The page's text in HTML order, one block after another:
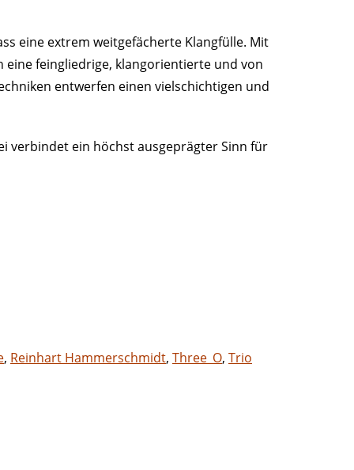
eine extrem weitgefächerte Klangfülle. Mit
eine feingliedrige, klangorientierte und von
entwerfen einen vielschichtigen und
verbindet ein höchst ausgeprägter Sinn für
, Reinhart Hammerschmidt, Three_O, Trio